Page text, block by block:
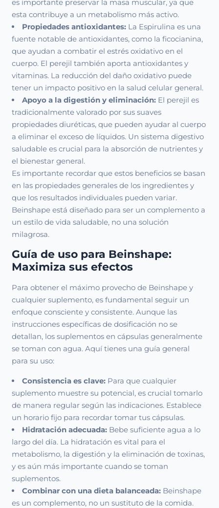
es importante preservar la masa muscular, ya que
esta contribuye a un metabolismo más activo.
Propiedades antioxidantes: La Espirulina es una
fuente notable de antioxidantes, como la ficocianina,
que ayudan a combatir el estrés oxidativo en el
cuerpo. El perejil también aporta antioxidantes y
vitaminas. La reducción del daño oxidativo puede
tener un impacto positivo en la salud celular general.
Apoyo a la digestión y eliminación: El perejil es
tradicionalmente valorado por sus suaves
propiedades diuréticas, que pueden ayudar al cuerpo
a eliminar el exceso de líquidos. Un sistema digestivo
saludable es crucial para la absorción de nutrientes y
el bienestar general.
Es importante recordar que estos beneficios se basan
en las propiedades generales de los ingredientes y
que los resultados individuales pueden variar.
Beinshape está diseñado para ser un complemento a
un estilo de vida saludable, no una solución
milagrosa.
Guía de uso para Beinshape:
Maximiza sus efectos
Para obtener el máximo provecho de Beinshape y
cualquier suplemento, es fundamental seguir un
enfoque consciente y consistente. Aunque las
instrucciones específicas de dosificación no se
detallan, los suplementos en cápsulas generalmente
se toman con agua. Aquí tienes una guía general
para su uso:
Consistencia es clave: Para que cualquier
suplemento muestre su potencial, es crucial tomarlo
de manera regular según las indicaciones. Establece
un horario fijo para recordar tomar tus cápsulas.
Hidratación adecuada: Bebe suficiente agua a lo
largo del día. La hidratación es vital para el
metabolismo, la digestión y la eliminación de toxinas,
y es aún más importante cuando se toman
suplementos.
Combinar con una dieta balanceada: Beinshape
es un complemento, no un sustituto de la comida.